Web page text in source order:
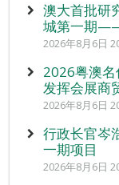
澳大首批研
城第一期——
2026年8月6日
2026粤澳
发挥会展商
2026年8月6日
行政长官岑
一期项目
2026年8月6日